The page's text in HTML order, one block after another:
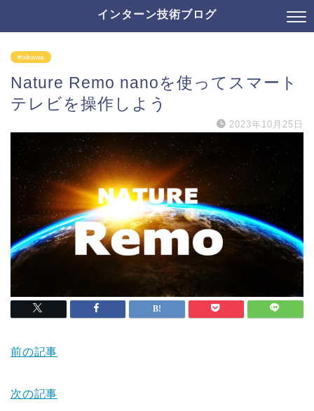
インターン技術ブログ
#oikawa
Nature Remo nanoを使ってスマート
テレビを操作しよう
2023年10月25日
前の記事
次の記事